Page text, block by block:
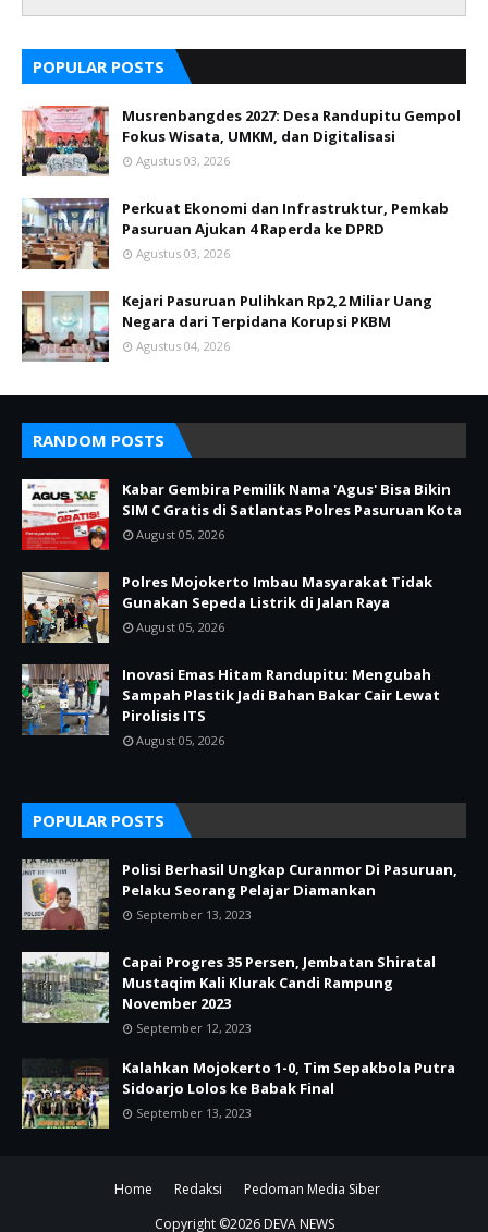
POPULAR POSTS
Musrenbangdes 2027: Desa Randupitu Gempol
Fokus Wisata, UMKM, dan Digitalisasi
Agustus 03, 2026
Perkuat Ekonomi dan Infrastruktur, Pemkab
Pasuruan Ajukan 4 Raperda ke DPRD
Agustus 03, 2026
Kejari Pasuruan Pulihkan Rp2,2 Miliar Uang
Negara dari Terpidana Korupsi PKBM
Agustus 04, 2026
RANDOM POSTS
Kabar Gembira Pemilik Nama 'Agus' Bisa Bikin
SIM C Gratis di Satlantas Polres Pasuruan Kota
August 05, 2026
Polres Mojokerto Imbau Masyarakat Tidak
Gunakan Sepeda Listrik di Jalan Raya
August 05, 2026
Inovasi Emas Hitam Randupitu: Mengubah
Sampah Plastik Jadi Bahan Bakar Cair Lewat
Pirolisis ITS
August 05, 2026
POPULAR POSTS
Polisi Berhasil Ungkap Curanmor Di Pasuruan,
Pelaku Seorang Pelajar Diamankan
September 13, 2023
Capai Progres 35 Persen, Jembatan Shiratal
Mustaqim Kali Klurak Candi Rampung
November 2023
September 12, 2023
Kalahkan Mojokerto 1-0, Tim Sepakbola Putra
Sidoarjo Lolos ke Babak Final
September 13, 2023
Home Redaksi
Pedoman Media Siber
Copyright ©2026 DEVA NEWS